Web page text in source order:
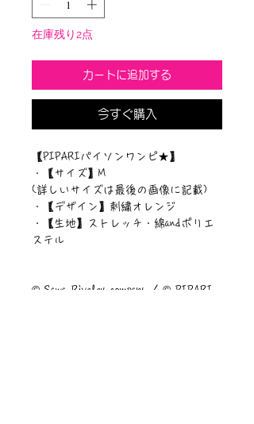
在庫残り2点
カートに追加する
今すぐ購入
【PIPARIパイソンワンピ★】
・【サイズ】M
(詳しいサイズは最後の画像に記載)
・【デザイン】刺繍オレンジ
・【生地】ストレッチ・綿andポリエ
ステル
© Sawa Riveley compary. / © PIPARI